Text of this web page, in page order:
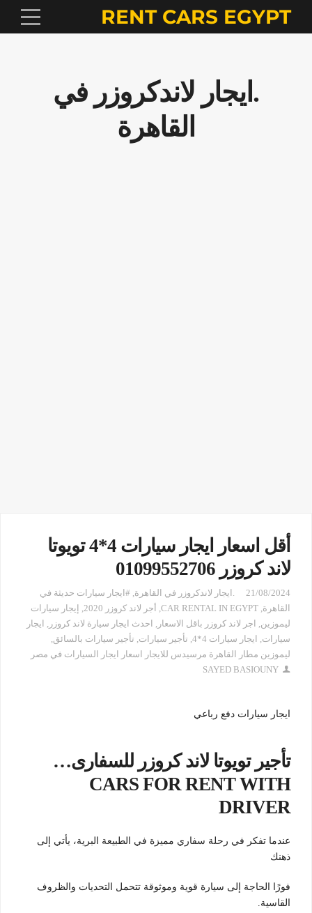
RENT CARS EGYPT
.ايجار لاندكروزر في
القاهرة
أقل اسعار ايجار سيارات 4*4 تويوتا
لاند كروزر 01099552706
21/08/2024 .ايجار لاندكروزر في القاهرة, #ايجار سيارات حديثة في
القاهرة,
CAR RENTAL IN EGYPT
, أجر لاند كروزر 2020 , إيجار سيارات
ليموزين, اجر لاند كروزر باقل الاسعار , احدث ايجار سيارة لاند كروزر , ايجار
سيارات, ايجار سيارات 4*4 , تأجير سيارات, تأجير سيارات بالسائق,
ليموزين مطار القاهرة مرسيدس للايجار اسعار ايجار السيارات في مصر
SAYED BASIOUNY
ايجار سيارات دفع رباعي
تأجير تويوتا لاند كروزر للسفارى…
CARS FOR RENT WITH
DRIVER
عندما تفكر في رحلة سفاري مميزة في الطبيعة البرية، يأتي إلى
ذهنك
فورًا الحاجة إلى سيارة قوية وموثوقة تتحمل التحديات والظروف
القاسية.